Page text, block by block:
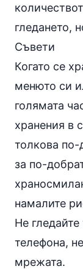
гледането,
Съвети
Когато се
менюто си
голямата
хранения в
толкова по-
за по-
намалите
Не гледайте
телефона,
мрежата.